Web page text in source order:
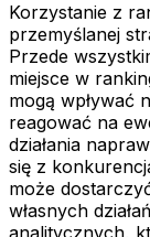
Korzystanie z
przemyślanej
Przede
miejsce w
mogą wpływać
reagować na
działania
się z
może
własnych